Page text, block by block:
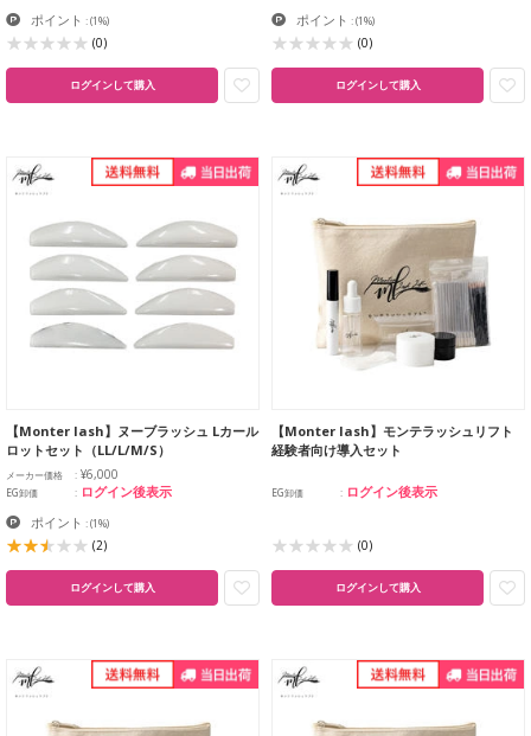
ポイント :(1%)
(0)
ログインして購入
ポイント :(1%)
(0)
ログインして購入
【Monter lash】ヌーブラッシュ Lカール
ロットセット（LL/L/M/S）
メーカー価格 ¥6,000
EG卸価 ログイン後表示
ポイント :(1%)
(2)
ログインして購入
【Monter lash】モンテラッシュリフト
経験者向け導入セット
EG卸価 ログイン後表示
(0)
ログインして購入